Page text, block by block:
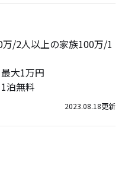
/2人以上の家族100万/1
大1万円
泊無料
2023.08.18更新